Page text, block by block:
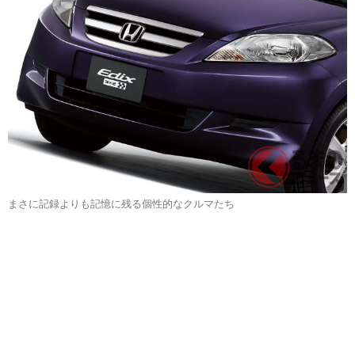
まさに記録よりも記憶に残る個性的なクルマたち